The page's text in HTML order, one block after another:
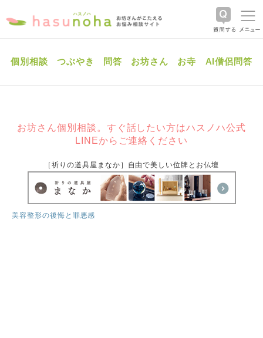
個別相談 つぶやき 問答 お坊さん お寺 AI僧侶問答
お坊さん個別相談。すぐ話したい方はハスノハ公式
LINEからご連絡ください
［祈りの道具屋まなか］自由で美しい位牌とお仏壇
美容整形の後悔と罪悪感